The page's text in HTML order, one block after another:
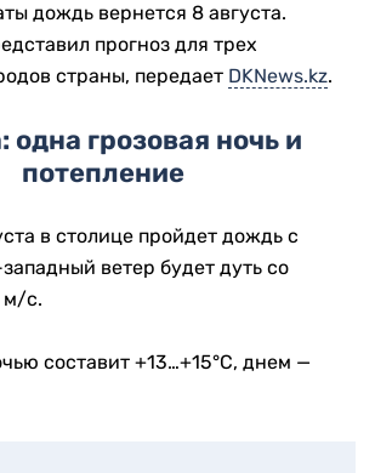
дождь вернется 8 августа.
прогноз для трех
страны, передает DKNews.kz.
одна грозовая ночь и
потепление
в столице пройдет дождь с
ветер будет дуть со
м/с.
составит +13…+15°C, днем —